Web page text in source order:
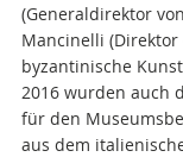
(Generaldirektor
Mancinelli
byzantinische
2016 wurden auch
für den
aus dem